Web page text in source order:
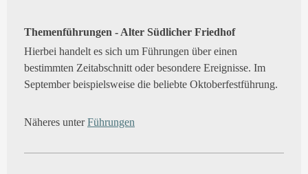
Themenführungen - Alter Südlicher Friedhof
Hierbei handelt es sich um Führungen über einen
bestimmten Zeitabschnitt oder besondere Ereignisse. Im
September beispielsweise die beliebte Oktoberfestführung.
Näheres unterFührungen